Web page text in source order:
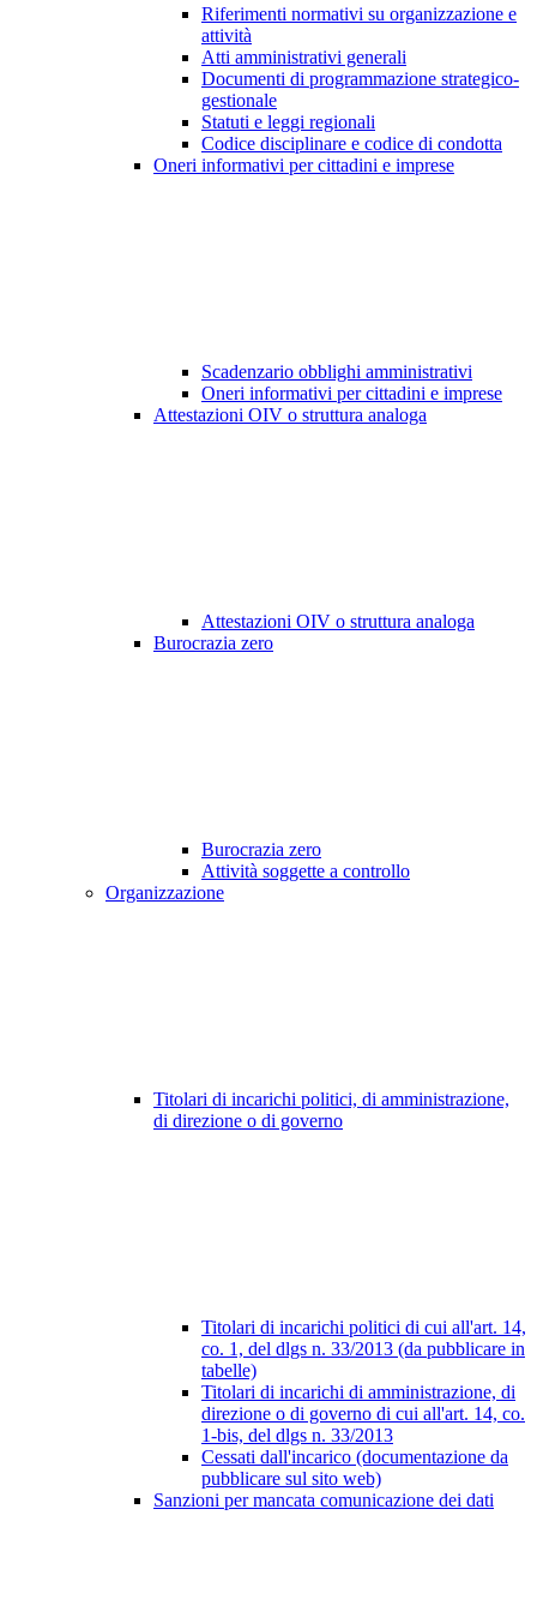
Riferimenti normativi su organizzazione e
attività
Atti amministrativi generali
Documenti di programmazione strategico-
gestionale
Statuti e leggi regionali
Codice disciplinare e codice di condotta
Oneri informativi per cittadini e imprese
Scadenzario obblighi amministrativi
Oneri informativi per cittadini e imprese
Attestazioni OIV o struttura analoga
Attestazioni OIV o struttura analoga
Burocrazia zero
Burocrazia zero
Attività soggette a controllo
Organizzazione
Titolari di incarichi politici, di amministrazione,
di direzione o di governo
Titolari di incarichi politici di cui all'art. 14,
co. 1, del dlgs n. 33/2013 (da pubblicare in
tabelle)
Titolari di incarichi di amministrazione, di
direzione o di governo di cui all'art. 14, co.
1-bis, del dlgs n. 33/2013
Cessati dall'incarico (documentazione da
pubblicare sul sito web)
Sanzioni per mancata comunicazione dei dati